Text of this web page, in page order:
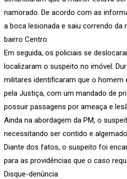
namorado. De acordo com as
a boca lesionada e saiu correndo da
bairro Centro.
Em seguida, os policiais se
localizaram o suspeito no imóvel.
militares identificaram que o homem
pela Justiça, com um mandado de
possuir passagens por ameaça e
Ainda na abordagem da PM, o
necessitando ser contido e
Diante dos fatos, o suspeito foi
para as providências que o caso
Disque-denúncia